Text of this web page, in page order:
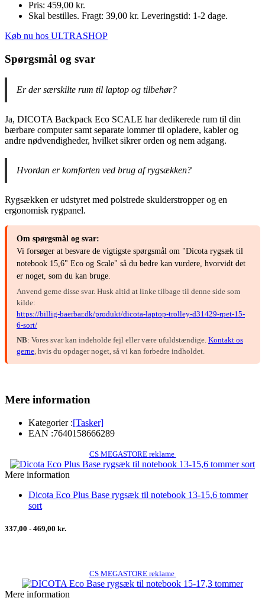
Pris: 459,00 kr.
Skal bestilles. Fragt: 39,00 kr. Leveringstid: 1-2 dage.
Køb nu hos ULTRASHOP
Spørgsmål og svar
Er der særskilte rum til laptop og tilbehør?
Ja, DICOTA Backpack Eco SCALE har dedikerede rum til din
bærbare computer samt separate lommer til opladere, kabler og
andre nødvendigheder, hvilket sikrer orden og nem adgang.
Hvordan er komforten ved brug af rygsækken?
Rygsækken er udstyret med polstrede skulderstropper og en
ergonomisk rygpanel.
Om spørgsmål og svar:
Vi forsøger at besvare de vigtigste spørgsmål om "Dicota rygsæk til
notebook 15,6" Eco og Scale" så du bedre kan vurdere, hvorvidt det
er noget, som du kan bruge.
Anvend gerne disse svar. Husk altid at linke tilbage til denne side som
kilde:
https://billig-baerbar.dk/produkt/dicota-laptop-trolley-d31429-rpet-15-
6-sort/
NB: Vores svar kan indeholde fejl eller være ufuldstændige. Kontakt os
gerne, hvis du opdager noget, så vi kan forbedre indholdet.
Mere information
Kategorier :[Tasker]
EAN :7640158666289
CS MEGASTORE reklame
Mere information
Dicota Eco Plus Base rygsæk til notebook 13-15,6 tommer
sort
337,00 - 469,00 kr.
CS MEGASTORE reklame
Mere information